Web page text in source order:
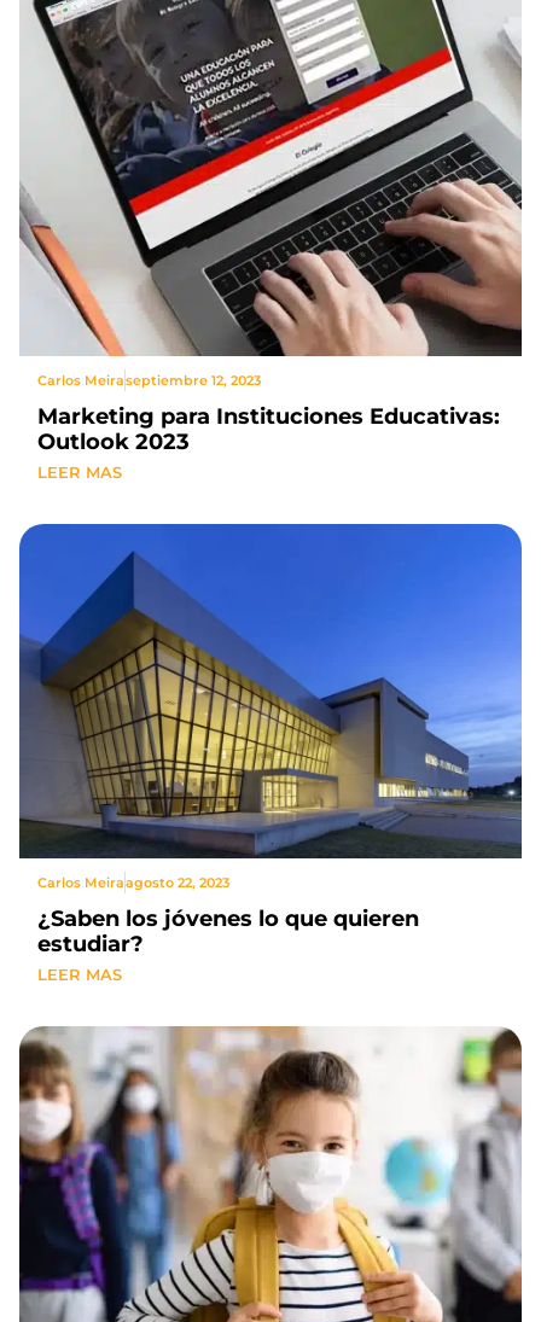
Carlos Meiraseptiembre 12, 2023
Marketing para Instituciones Educativas:
Outlook 2023
LEER MAS
Carlos Meiraagosto 22, 2023
¿Saben los jóvenes lo que quieren
estudiar?
LEER MAS